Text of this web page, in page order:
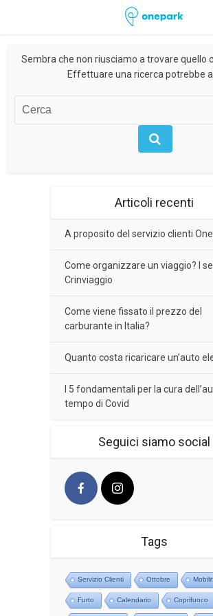
Sembra che non riusciamo a trovare quello
Effettuare una ricerca potrebbe
Articoli recenti
A proposito del servizio clienti
Come organizzare un viaggio? I
Crinviaggio
Come viene fissato il prezzo del
carburante in Italia?
Quanto costa ricaricare un’auto
I 5 fondamentali per la cura
tempo di Covid
Seguici siamo social
Tags
Servizio Clienti Ottobre
Furto Calendario Coprifuoco